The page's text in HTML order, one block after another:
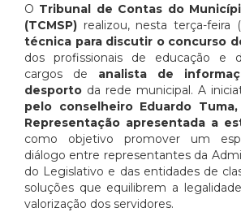
O Tribunal de Contas do
(TCMSP) realizou, nesta terça-feira
técnica para discutir o concurso
dos profissionais de educação e
cargos de analista de
desporto da rede municipal. A
pelo conselheiro Eduardo
Representação apresentada a
como objetivo promover um
diálogo entre representantes da
do Legislativo e das entidades de
soluções que equilibrem a
valorização dos servidores.